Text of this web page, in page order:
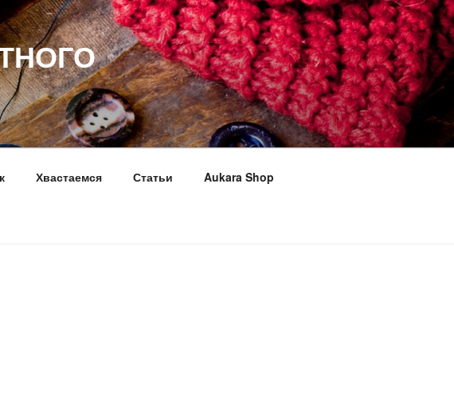
Хвастаемся Статьи Aukara Shop